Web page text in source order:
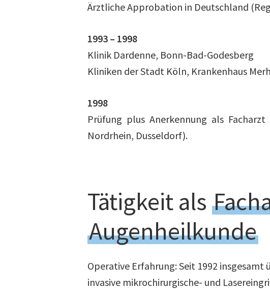
Ärztliche Approbation in Deutschland
1993 – 1998
Klinik Dardenne, Bonn-Bad-Godesberg
Kliniken der Stadt Köln, Krankenhaus
1998
Prüfung plus Anerkennung als
Nordrhein, Dusseldorf).
Tätigkeit als
Augenheilkunde
Operative Erfahrung: Seit 1992 insgesamt
invasive mikrochirurgische- und